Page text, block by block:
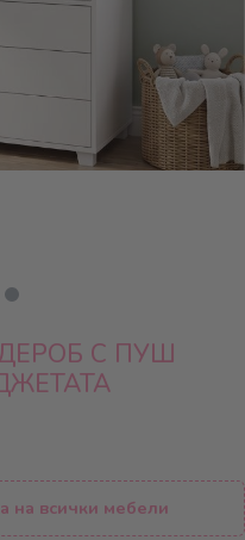
С ПУШ
на всички мебели